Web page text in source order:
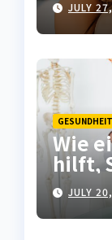
JULY
GESUNDHEIT
Wie
hilft,
JULY